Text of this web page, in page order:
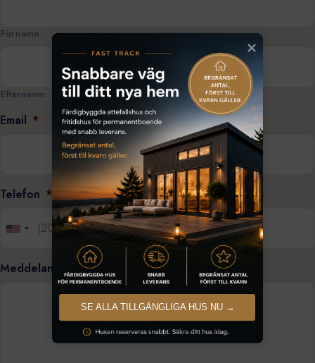
Förnamn
Efternamn
Email *
Telefon *
Meddelande
SE ALLA TILLGÄNGLIGA HUS NU →